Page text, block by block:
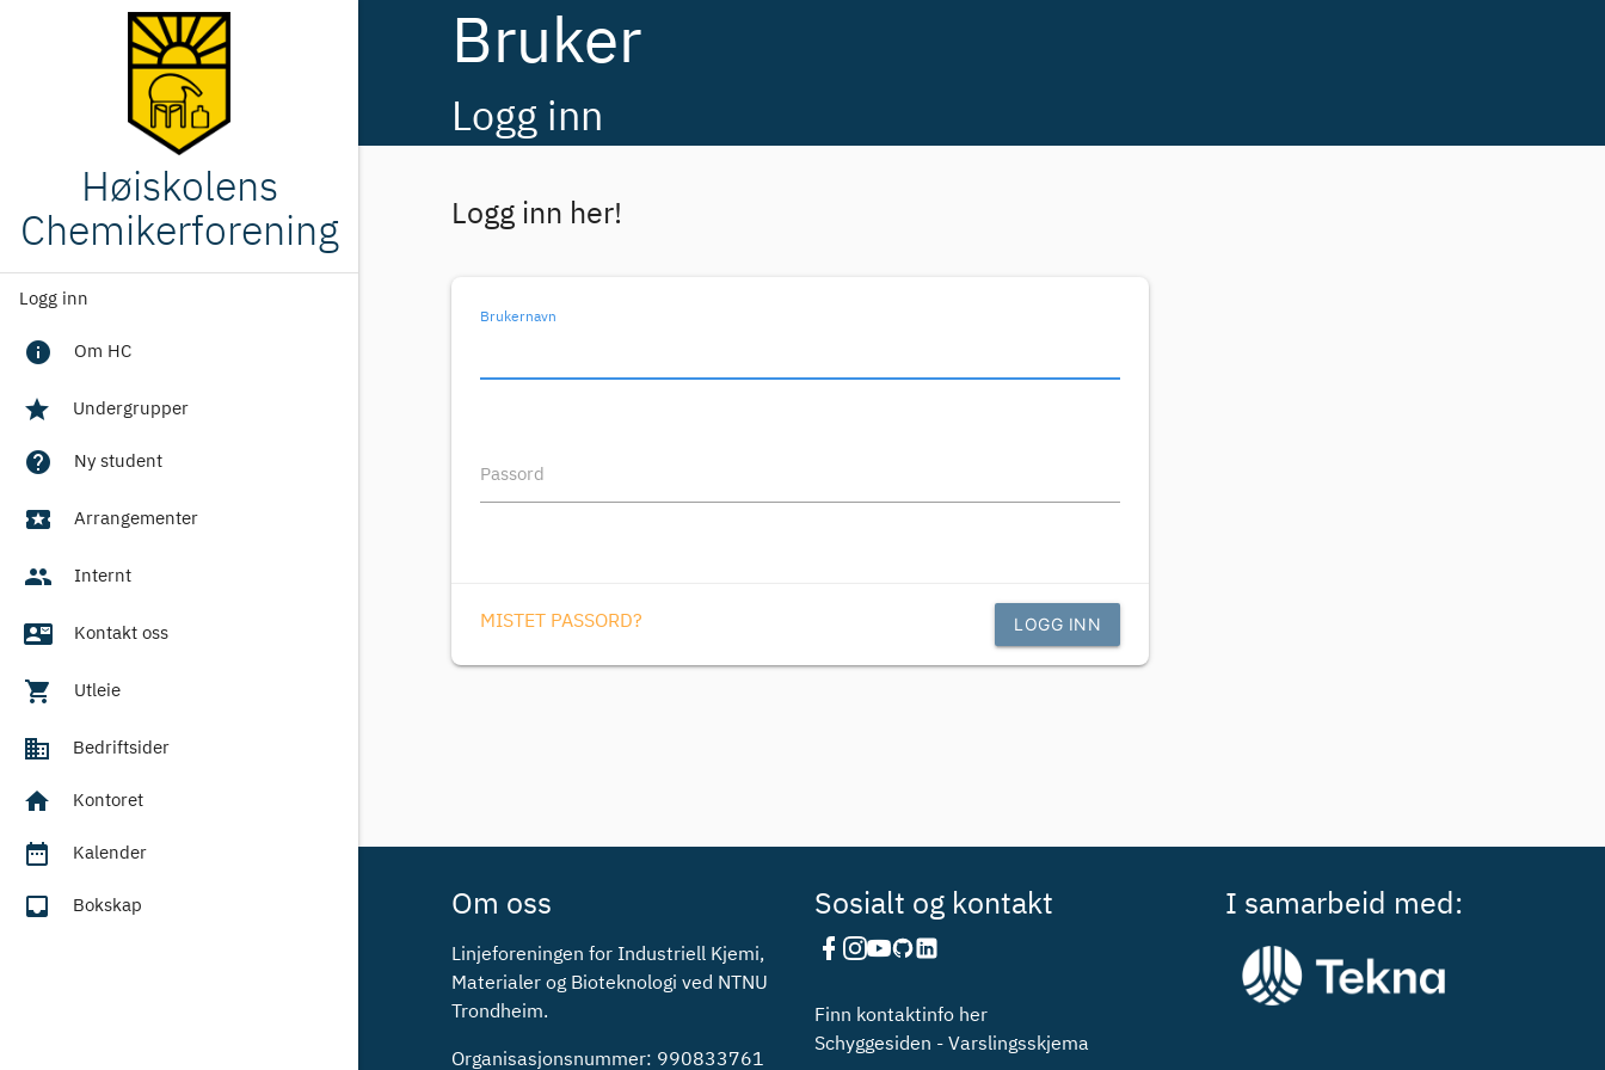
Bruker
Logg inn
Høiskolens
Chemikerforening
Logg inn
info Om HC
star Undergrupper
help Ny student
local_activity Arrangementer
people Internt
contact_mail Kontakt oss
shopping_cart Utleie
business Bedriftsider
home Kontoret
date_range Kalender
inbox Bokskap
Logg inn her!
Brukernavn
Passord
MISTET PASSORD? LOGG INN
Om oss
Linjeforeningen for Industriell Kjemi,
Materialer og Bioteknologi ved NTNU
Trondheim.
Organisasjonsnummer: 990833761
Sosialt og kontakt
Finn kontaktinfo her
Schyggesiden - Varslingsskjema
I samarbeid med: